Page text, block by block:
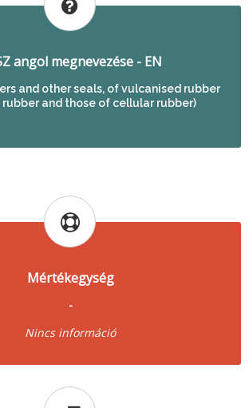
angol megnevezése - EN
and other seals, of vulcanised rubber
rubber and those of cellular rubber)
Mértékegység
-
Nincs információ